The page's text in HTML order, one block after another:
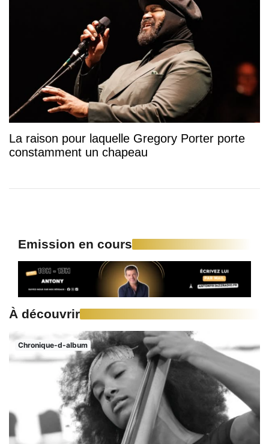
La raison pour laquelle Gregory Porter porte
constamment un chapeau
Emission en cours
À découvrir
Chronique-d-album